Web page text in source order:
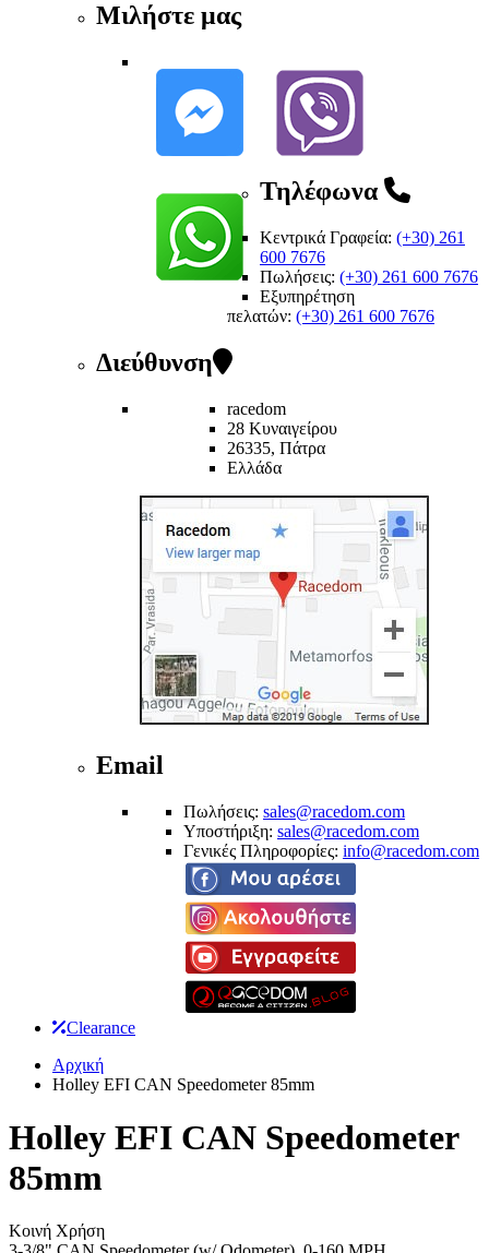
Μιλήστε μας
Τηλέφωνα
Κεντρικά Γραφεία: (+30) 261
600 7676
Πωλήσεις: (+30) 261 600 7676
Εξυπηρέτηση
πελατών: (+30) 261 600 7676
Διεύθυνση
racedom
28 Κυναιγείρου
26335, Πάτρα
Ελλάδα
Email
Πωλήσεις: sales@racedom.com
Υποστήριξη: sales@racedom.com
Γενικές Πληροφορίες: info@racedom.com
Clearance
Αρχική
Holley EFI CAN Speedometer 85mm
Holley EFI CAN Speedometer
85mm
Κοινή Χρήση